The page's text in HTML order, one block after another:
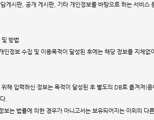
게시판, 공개 게시판, 기타 개인정보를 바탕으로 하는 서비
방법
인정보 수집 및 이용목적이 달성된 후에는 해당 정보를 지체없
해 입력하신 정보는 목적이 달성된 후 별도의 DB로 옮겨져(
.
보는 법률에 의한 경우가 아니고서는 보유되어지는 이외의 다